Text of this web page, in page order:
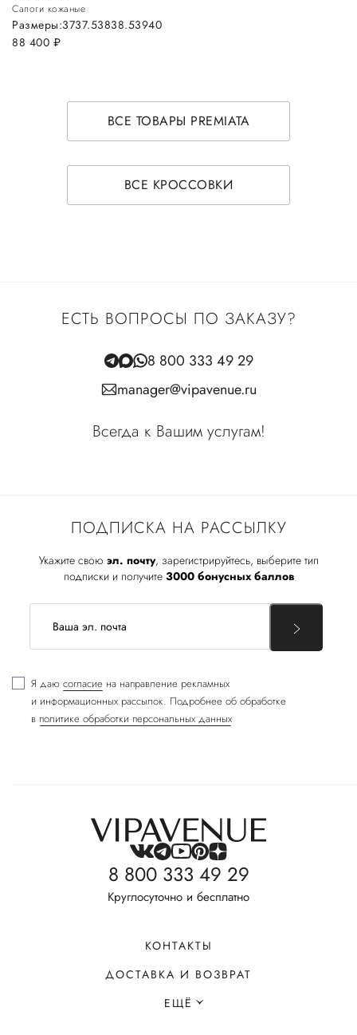
Сапоги кожаные
88 400 руб.
Размеры:3737.53838.53940
ВСЕ ТОВАРЫ PREMIATA
ВСЕ КРОССОВКИ
ПОДПИСКА НА РАССЫЛКУ
Укажите свою эл. почту, зарегистрируйтесь, выберите тип
подписки и получите 3000 бонусных баллов
Я даю согласие на направление рекламных
и информационных рассылок. Подробнее об обработке
в политике обработки персональных данных
ЕСТЬ ВОПРОСЫ ПО ЗАКАЗУ?
8 800 333 49 29
manager@vipavenue.ru
Всегда к Вашим услугам!
8 800 333 49 29
Круглосуточно и бесплатно
КОНТАКТЫ
ДОСТАВКА И ВОЗВРАТ
ЕЩЁ